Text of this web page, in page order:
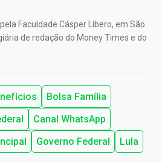
Faculdade Cásper Líbero, em São
de redação do Money Times e do
Bolsa Família
Canal WhatsApp
Governo Federal
Lula